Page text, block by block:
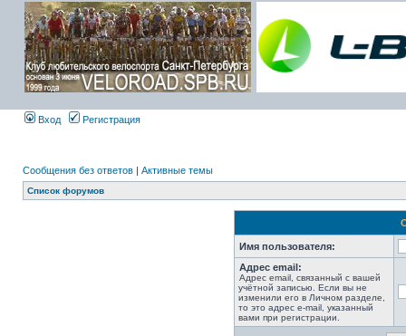
Вход Регистрация
Сообщения без ответов | Активные темы
Список форумов
Имя пользователя:
Адрес email:
Адрес email, связанный с вашей
учётной записью. Если вы не
изменили его в Личном разделе,
то это адрес e-mail, указанный
вами при регистрации.